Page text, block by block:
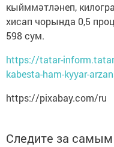
кыйммәтләнеп,
хисап чорында 0,5
598 сум.
https://tatar-
kabesta-ham-kyyar-
https://pixabay.com/ru
Следите за